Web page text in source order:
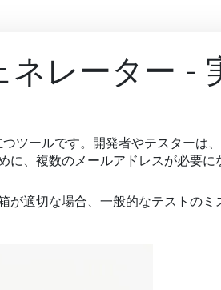
レーター -
ツールです。開発者やテスターは
、複数のメールアドレスが必要に
適切な場合、一般的なテストのミ